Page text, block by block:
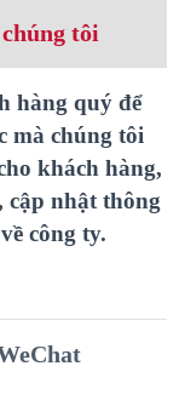
tôi
hàng quý để
mà chúng tôi
khách hàng,
cập nhật thông
công ty.